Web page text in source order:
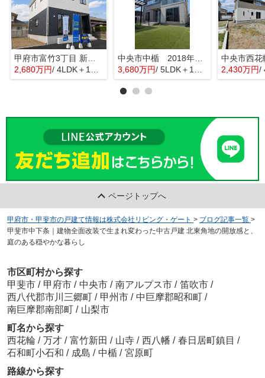
甲府市富竹3丁目 新築全3棟 3号棟 南西道路・車並列3台
2,680万円/ 4LDK＋1S(納戸)
中央市中楯 2018年築中古戸建 セキスイハイム施工 太陽光パネル
3,680万円/ 5LDK＋1S(納戸) 2,430万円/
ページトップへ
甲府市・甲斐市の戸建て情報は株式会社リビング・ゲート > ブログ記事一覧 >
甲斐市中下条｜建物全面改装で生まれ変わった中古戸建 北東角地の開放感と、
庭のある穏やかな暮らし
市区町村から探す
甲斐市 / 甲府市 / 中央市 / 南アルプス市 / 笛吹市 /
西八代郡市川三郷町 / 甲州市 / 中巨摩郡昭和町 /
南巨摩郡南部町 / 山梨市
町名から探す
西花輪 / 万才 / 富竹新田 / 山寺 / 西八幡 / 春日居町鎮目 /
石和町小石和 / 成島 / 中楯 / 宮原町
路線から探す